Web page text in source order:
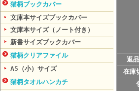
猫柄ブックカバー
文庫本サイズブックカバー
文庫本サイズ（ノート付き）
新書サイズブックカバー
猫柄クリアファイル
A5（小）サイズ
猫柄タオルハンカチ
返
在庫